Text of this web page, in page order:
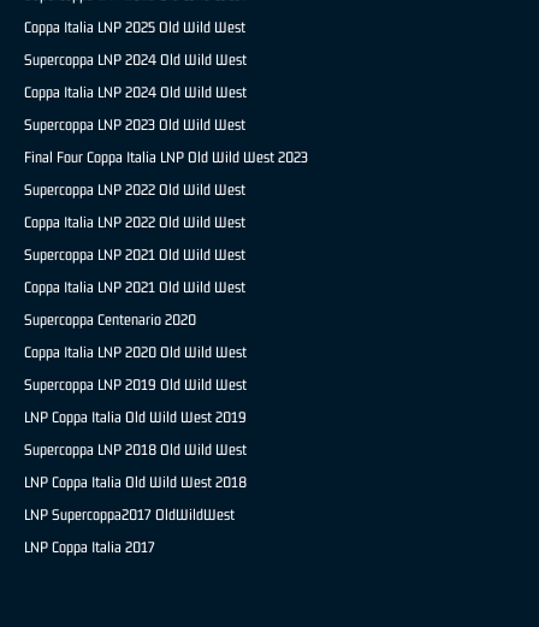
Coppa Italia LNP 2025 Old Wild West
Supercoppa LNP 2024 Old Wild West
Coppa Italia LNP 2024 Old Wild West
Supercoppa LNP 2023 Old Wild West
Final Four Coppa Italia LNP Old Wild West 2023
Supercoppa LNP 2022 Old Wild West
Coppa Italia LNP 2022 Old Wild West
Supercoppa LNP 2021 Old Wild West
Coppa Italia LNP 2021 Old Wild West
Supercoppa Centenario 2020
Coppa Italia LNP 2020 Old Wild West
Supercoppa LNP 2019 Old Wild West
LNP Coppa Italia Old Wild West 2019
Supercoppa LNP 2018 Old Wild West
LNP Coppa Italia Old Wild West 2018
LNP Supercoppa2017 OldWildWest
LNP Coppa Italia 2017